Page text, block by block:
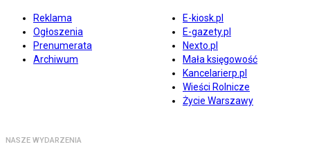
Reklama
Ogłoszenia
Prenumerata
Archiwum
E-kiosk.pl
E-gazety.pl
Nexto.pl
Mała księgowość
Kancelarierp.pl
Wieści Rolnicze
Życie Warszawy
NASZE WYDARZENIA